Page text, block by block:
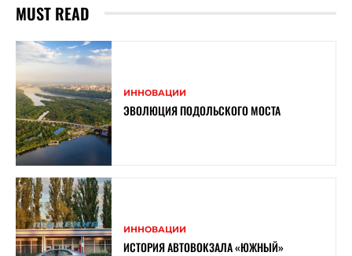
MUST READ
ИННОВАЦИИ
ЭВОЛЮЦИЯ ПОДОЛЬСКОГО МОСТА
ИННОВАЦИИ
ИСТОРИЯ АВТОВОКЗАЛА «ЮЖНЫЙ»